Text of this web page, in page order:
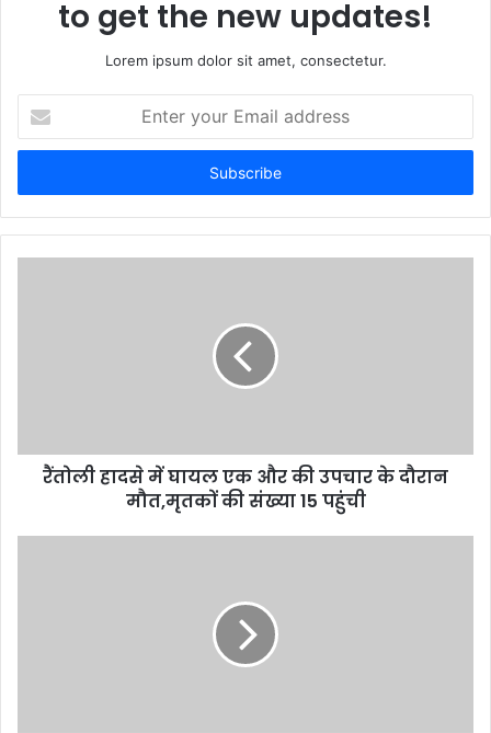
to get the new updates!
Lorem ipsum dolor sit amet, consectetur.
your
Email
रैंतोली हादसे में घायल एक और की उपचार के दौरान
मौत,मृतकों की संख्या 15 पहुंची